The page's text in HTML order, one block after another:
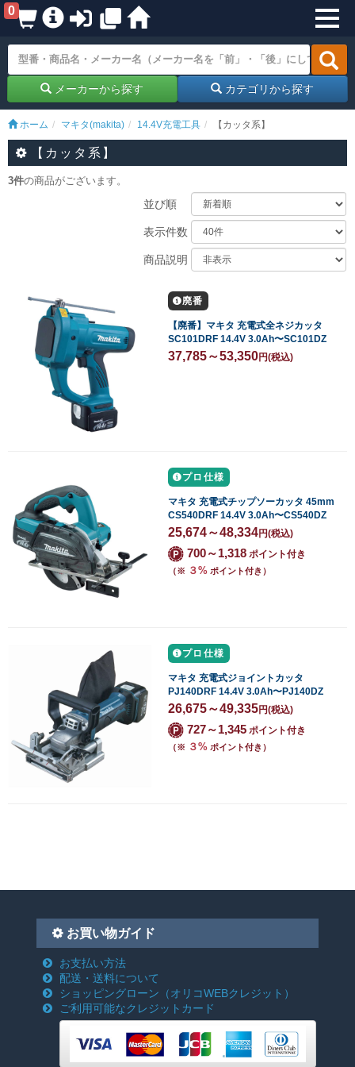
0
メーカーから探す カテゴリから探す
ホーム マキタ(makita) 14.4V充電工具 【カッタ系】
【カッタ系】
3件の商品がございます。
並び順
表示件数
商品説明
廃番
【廃番】マキタ 充電式全ネジカッタ
SC101DRF 14.4V 3.0Ah〜SC101DZ
37,785～53,350円(税込)
プロ仕様
マキタ 充電式チップソーカッタ 45mm
CS540DRF 14.4V 3.0Ah〜CS540DZ
25,674～48,334円(税込)
700～1,318 ポイント付き
（※ ３% ポイント付き）
プロ仕様
マキタ 充電式ジョイントカッタ
PJ140DRF 14.4V 3.0Ah〜PJ140DZ
26,675～49,335円(税込)
727～1,345 ポイント付き
（※ ３% ポイント付き）
お買い物ガイド
お支払い方法
配送・送料について
ショッピングローン （オリコWEBクレジット）
ご利用可能なクレジットカード